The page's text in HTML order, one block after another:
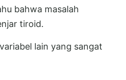
bahwa masalah
tiroid.
lain yang sangat